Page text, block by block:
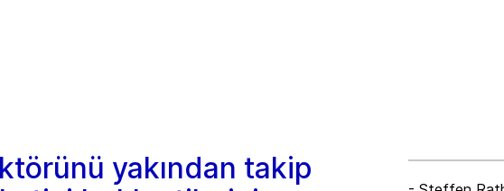
yakından takip